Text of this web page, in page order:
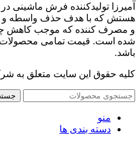
آمیرزا تولیدکننده فرش ماشینی
هستش که با هدف حذف واسطه و
و مصرف کننده که موجب کاهش
شده است. قیمت تمامی محصولات
باشد.
کلیه حقوق این سایت متعلق به شرکت
منو
دسته بندی ها